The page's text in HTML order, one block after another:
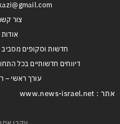
צור
אודות
חדשות וסקופים מסביב
דיווחים חדשותיים בכל
עורך ראשי –
אתר : www.news-israel.net